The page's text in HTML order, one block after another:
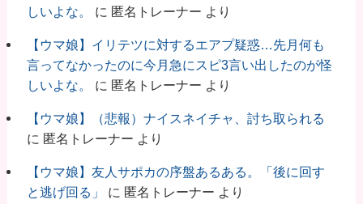
しいよな。
に 匿名トレーナー より
【ウマ娘】イリテツに対するエアプ疑惑…先月何も
言ってなかったのに今月急にスピ3言い出したのが怪
しいよな。
に 匿名トレーナー より
【ウマ娘】（悲報）ナイスネイチャ、討ち取られる
に 匿名トレーナー より
【ウマ娘】友人サポカの序盤あるある。「後に回す
と逃げ回る」
に 匿名トレーナー より